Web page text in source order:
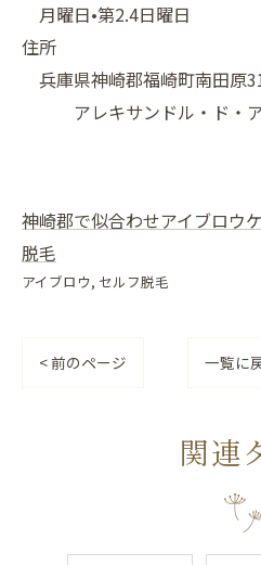
月曜日•第2.4日曜日
住所
兵庫県神崎郡福崎町南田原
アレキサンドル・ド・ア
神崎郡で似合わせアイブロウ
脱毛
アイブロウ セルフ脱毛
< 前のページ 一覧に
関連